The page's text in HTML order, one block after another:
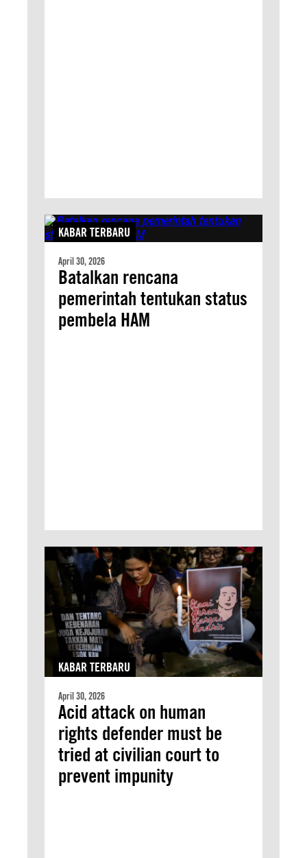
KABAR TERBARU
April 30, 2026
Batalkan rencana
pemerintah tentukan status
pembela HAM
KABAR TERBARU
April 30, 2026
Acid attack on human
rights defender must be
tried at civilian court to
prevent impunity